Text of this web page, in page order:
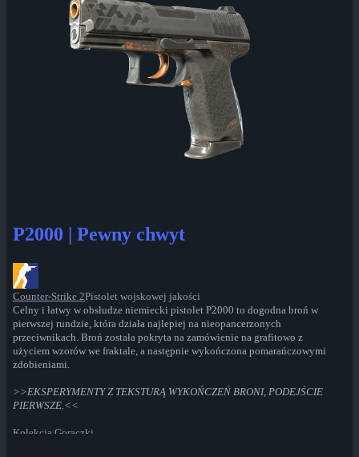
P2000 | Pewny chwyt
Counter-Strike 2Pistolet wojskowej jakości
Celny i łatwy w obsłudze niemiecki pistolet P2000 to dogodna broń w
pierwszej rundzie, która działa najlepiej na nieopancerzonych
przeciwnikach. Broń została pokryta na zamówienie na grafitowo z
użyciem wzorów we fraktale, a następnie wykończona pomarańczowymi
zdobieniami.
>>EKSPERYMENTY Z TEKSTURĄ WYKOŃCZEŃ BRONI, PODEJŚCIE
PIERWSZE.<<
Kolekcja Gorączki